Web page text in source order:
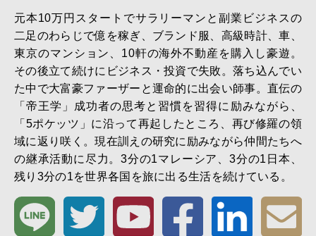
元本10万円スタートでサラリーマンと副業ビジネスの
二足のわらじで億を稼ぎ、ブランド服、高級時計、車、
東京のマンション、10軒の海外不動産を購入し豪遊。
その後立て続けにビジネス・投資で失敗。落ち込んでい
た中で大富豪ファーザーと運命的に出会い師事。直伝の
「帝王学」成功者の思考と習慣を習得に励みながら、
「5ポケッツ」に沿って再起したところ、再び修羅の領
域に返り咲く。現在訓えの研究に励みながら仲間たちへ
の継承活動に尽力。3分の1マレーシア、3分の1日本、
残り3分の1を世界各国を旅に出る生活を続けている。